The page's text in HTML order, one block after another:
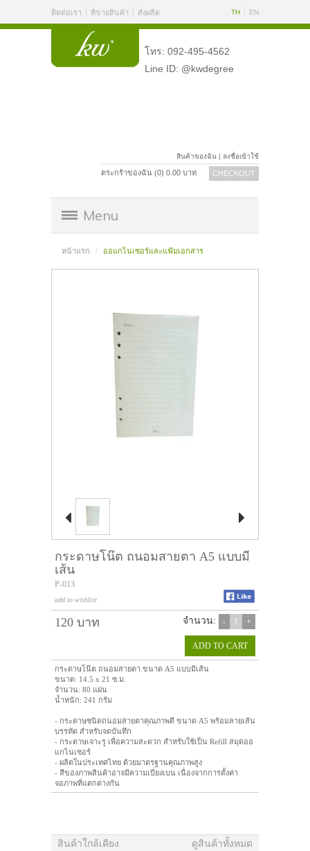
ติดต่อเรา ที่ขายสินค้า สั่งผลิต TH EN
โทร: 092-495-4562
Line ID: @kwdegree
สินค้าของฉัน | ลงชื่อเข้าใช้
ตระกร้าของฉัน (0) 0.00 บาท CHECKOUT
Menu
หน้าแรก ออแกไนเซอร์และแฟ้มเอกสาร
 
กระดาษโน๊ต ถนอมสายตา A5 แบบมี
เส้น
P-013
add to wishlist
120 บาท จำนวน: - 1 +
ADD TO CART
กระดาษโน๊ต ถนอมสายตา ขนาด A5 แบบมีเส้น
ขนาด: 14.5 x 21 ซ.ม.
จำนวน: 80 แผ่น
น้ำหนัก: 241 กรัม
- กระดาษชนิดถนอมสายตาคุณภาพดี ขนาด A5 พร้อมลายเส้น
บรรทัด สำหรับจดบันทึก
- กระดาษเจาะรู เพื่อความสะดวก สำหรับใช้เป็น Refill สมุดออ
แกไนเซอร์
- ผลิตในประเทศไทย ด้วยมาตรฐานคุณภาพสูง
- สีของภาพสินค้าอาจมีความเบี่ยงเบน เนื่องจากการตั้งค่า
จอภาพที่แตกต่างกัน
สินค้าใกล้เคียง ดูสินค้าทั้งหมด